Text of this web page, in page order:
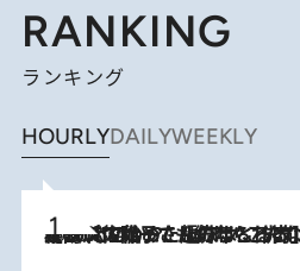
RANKING
ランキング
HOURLYDAILYWEEKLY
2026.8.5
【阿川佐和子さんの年とる力】なぜ70代で始めた趣味は“こんなに楽しい”のか？ ピアノ、俳句…スランプに陥っても続けられる“ある秘訣”とは